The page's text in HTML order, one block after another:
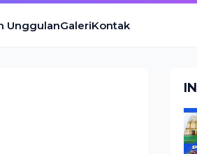
UnggulanGaleriKontak